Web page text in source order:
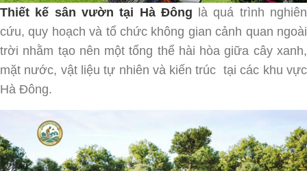
Thiết kế sân vườn tại Hà Đông là quá trình nghiên
cứu, quy hoạch và tổ chức không gian cảnh quan ngoài
trời nhằm tạo nên một tổng thể hài hòa giữa cây xanh,
mặt nước, vật liệu tự nhiên và kiến trúc tại các khu vực
Hà Đông.